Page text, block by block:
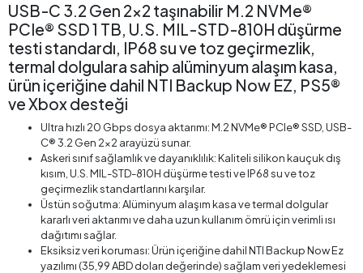
USB-C 3.2 Gen 2x2 taşınabilir M.2 NVMe®
PCIe® SSD 1 TB, U.S. MIL-STD-810H düşürme
testi standardı, IP68 su ve toz geçirmezlik,
termal dolgulara sahip alüminyum alaşım kasa,
ürün içeriğine dahil NTI Backup Now EZ, PS5®
ve Xbox desteği
Ultra hızlı 20 Gbps dosya aktarımı: M.2 NVMe® PCIe® SSD, USB-
C® 3.2 Gen 2x2 arayüzü sunar.
Askeri sınıf sağlamlık ve dayanıklılık: Kaliteli silikon kauçuk dış
kısım, U.S. MIL-STD-810H düşürme testi ve IP68 su ve toz
geçirmezlik standartlarını karşılar.
Üstün soğutma: Alüminyum alaşım kasa ve termal dolgular
kararlı veri aktarımı ve daha uzun kullanım ömrü için verimli ısı
dağıtımı sağlar.
Eksiksiz veri koruması: Ürün içeriğine dahil NTI Backup Now Ez
yazılımı (35,99 ABD doları değerinde) sağlam veri yedeklemesi